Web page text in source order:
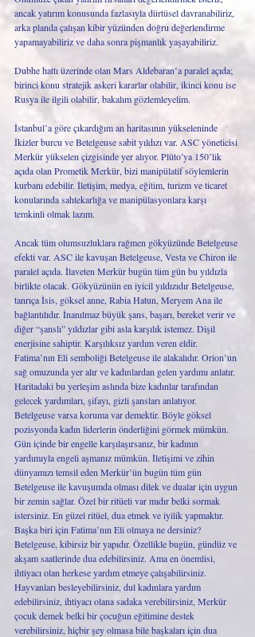
ancak yatırım konusunda fazlasıyla dürtüsel davranabiliriz,
arka planda çalışan kibir yüzünden doğru değerlendirme
yapamayabiliriz ve daha sonra pişmanlık yaşayabiliriz.
Dubhe hattı üzerinde olan Mars Aldebaran’a paralel açıda;
birinci konu stratejik askeri kararlar olabilir, ikinci konu ise
Rusya ile ilgili olabilir, bakalım gözlemleyelim.
İstanbul’a göre çıkardığım an haritasının yükseleninde
İkizler burcu ve Betelgeuse sabit yıldızı var. ASC yöneticisi
Merkür yükselen çizgisinde yer alıyor. Plüto’ya 150’lik
açıda olan Prometik Merkür, bizi manipülatif söylemlerin
kurbanı edebilir. İletişim, medya, eğitim, turizm ve ticaret
konularında sahtekarlığa ve manipülasyonlara karşı
temkinli olmak lazım.
Ancak tüm olumsuzluklara rağmen gökyüzünde Betelgeuse
efekti var. ASC ile kavuşan Betelgeuse, Vesta ve Chiron ile
paralel açıda. İlaveten Merkür bugün tüm gün bu yıldızla
birlikte olacak. Gökyüzünün en iyicil yıldızıdır Betelgeuse,
tanrıça İsis, göksel anne, Rabia Hatun, Meryem Ana ile
bağlantılıdır. İnanılmaz büyük şans, başarı, bereket verir ve
diğer “şanslı” yıldızlar gibi asla karşılık istemez. Dişil
enerjisine sahiptir. Karşılıksız yardım veren eldir.
Fatima’nın Eli semboliği Betelgeuse ile alakalıdır. Orion’un
sağ omuzunda yer alır ve kadınlardan gelen yardımı anlatır.
Haritadaki bu yerleşim aslında bize kadınlar tarafından
gelecek yardımları, şifayı, gizli şansları anlatıyor.
Betelgeuse varsa koruma var demektir. Böyle göksel
pozisyonda kadın liderlerin önderliğini görmek mümkün.
Gün içinde bir engelle karşılaşırsanız, bir kadının
yardımıyla engeli aşmanız mümkün. İletişimi ve zihin
dünyamızı temsil eden Merkür’ün bugün tüm gün
Betelgeuse ile kavuşumda olması dilek ve dualar için uygun
bir zemin sağlar. Özel bir ritüeli var mıdır belki sormak
istersiniz. En güzel ritüel, dua etmek ve iyilik yapmaktır.
Başka biri için Fatima’nın Eli olmaya ne dersiniz?
Betelgeuse, kibirsiz bir yapıdır. Özellikle bugün, gündüz ve
akşam saatlerinde dua edebilirsiniz. Ama en önemlisi,
ihtiyacı olan herkese yardım etmeye çalışabilirsiniz.
Hayvanları besleyebilirsiniz, dul kadınlara yardım
edebilirsiniz, ihtiyacı olana sadaka verebilirsiniz, Merkür
çocuk demek belki bir çocuğun eğitimine destek
verebilirsiniz, hiçbir şey olmasa bile başkaları için dua